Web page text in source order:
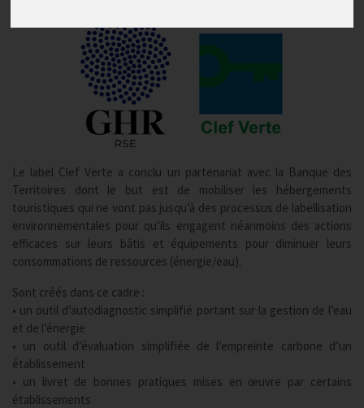
Le label Clef Verte a conclu un partenariat avec la Banque des
Territoires dont le but est de mobiliser les hébergements
touristiques qui ne vont pas jusqu’à des processus de labellisation
environnementales pour qu’ils engagent néanmoins des actions
efficaces sur leurs bâtis et équipements pour diminuer leurs
consommations de ressources (énergie/eau).
Sont créés dans ce cadre :
• un outil d’autodiagnostic simplifié portant sur la gestion de l’eau
et de l’énergie
• un outil d’évaluation simplifiée de l’empreinte carbone d’un
établissement
• un livret de bonnes pratiques mises en œuvre par certains
établissements